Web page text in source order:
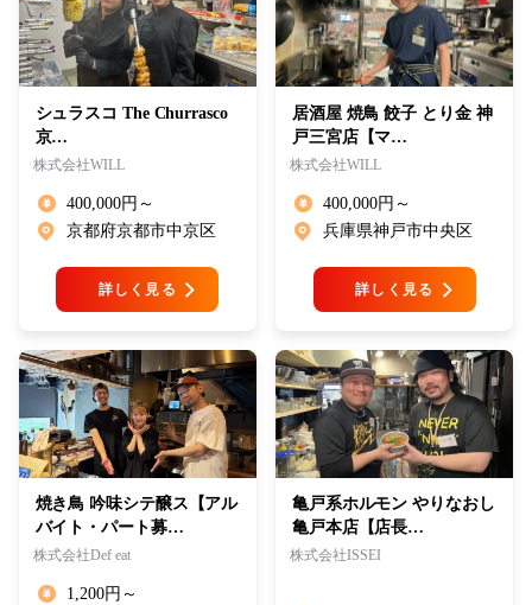
シュラスコ The Churrasco
京…
株式会社WILL
400,000円～
京都府京都市中京区
詳しく見る
居酒屋 焼鳥 餃子 とり金 神
戸三宮店【マ…
株式会社WILL
400,000円～
兵庫県神戸市中央区
詳しく見る
焼き鳥 吟味シテ醸ス【アル
バイト・パート募…
株式会社Def eat
1,200円～
亀戸系ホルモン やりなおし
亀戸本店【店長…
株式会社ISSEI